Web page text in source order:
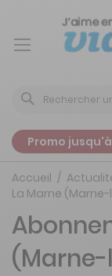
Promo
Accueil
La Marne